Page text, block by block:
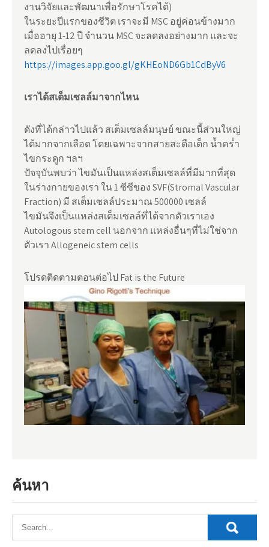
งานวิจัยและพัฒนาเพื่อรักษาโรคได้)
ในระยะปีแรกของชีวิต เราจะมี MSC อยู่ค่อนข้างมาก
เมื่ออายุ 1-12 ปี จำนวน MSC จะลดลงอย่างมาก และจะ
ลดลงไปเรื่อยๆ
https://images.app.goo.gl/gKHEoND6Gb1CdByV6
เราได้สเต็มเซลล์มาจากไหน
ดังที่ได้กล่าวไปแล้ว สเต็มเซลล์มนุษย์ ขณะนี้ส่วนใหญ่
ได้มากจากเลือด โดยเฉพาะจากสายสะดือเด็ก น้ำคร่ำ
ไขกระดูก ฯลฯ
ปัจจุบันพบว่า ไขมันเป็นแหล่งสเต็มเซลล์ที่มีมากที่สุด
ในร่างกายของเรา ใน 1 ซีซีของ SVF(Stromal Vascular
Fraction) มี สเต็มเซลล์ประมาณ 500000 เซลล์
ไขมันจึงเป็นแหล่งสเต็มเซลล์ที่ได้จากตัวเราเอง
Autologous stem cell นอกจาก แหล่งอื่นๆที่ไม่ใช่จาก
ตัวเรา Allogeneic stem cells
โปรดติดตามตอนต่อไป Fat is the Future
ค้นหา